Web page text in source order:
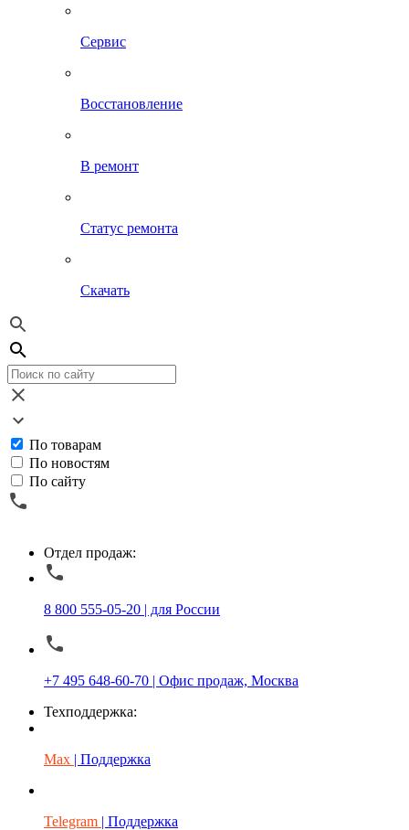
Сервис
Восстановление
В ремонт
Статус ремонта
Скачать
По товарам
По новостям
По сайту
Отдел продаж:
8 800 555-05-20 | для России
+7 495 648-60-70 | Офис продаж, Москва
Техподдержка:
Max | Поддержка
Telegram | Поддержка